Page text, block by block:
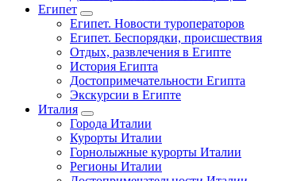
Египет
Египет. Новости туроператоров
Египет. Беспорядки, происшествия
Отдых, развлечения в Египте
История Египта
Достопримечательности Египта
Экскурсии в Египте
Италия
Города Италии
Курорты Италии
Горнолыжные курорты Италии
Регионы Италии